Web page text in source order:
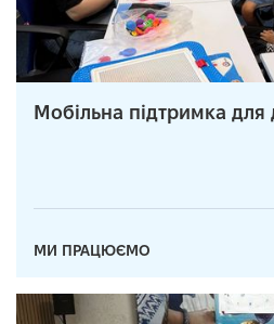
Мобільна підтримка для
МИ ПРАЦЮЄМО